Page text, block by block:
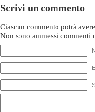
Scrivi un commento
Ciascun commento potrà
Non sono ammessi commenti